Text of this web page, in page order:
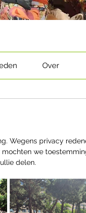
Over
Wegens privacy
we
delen.